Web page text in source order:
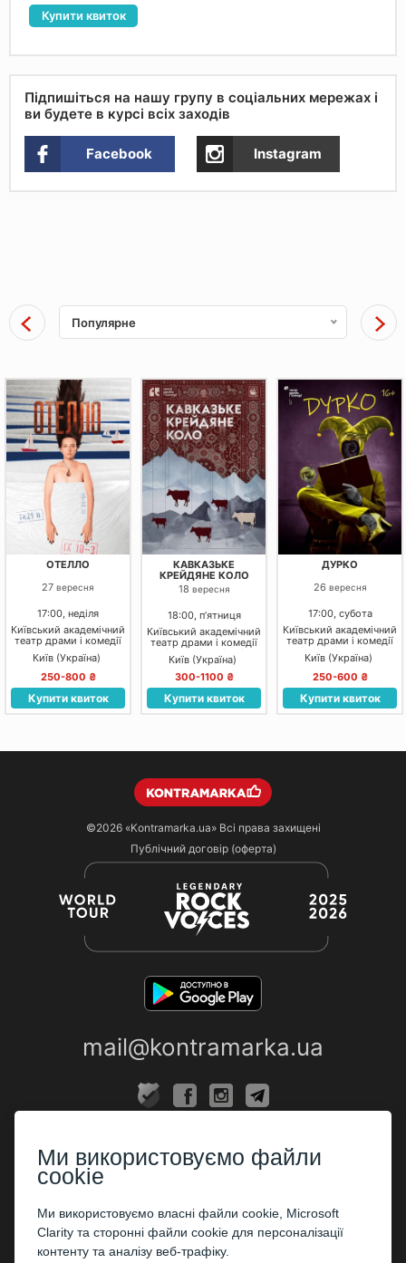
Купити квиток
Підпишіться на нашу групу в соціальних мережах і
ви будете в курсі всіх заходів
Facebook Instagram
Популярне
ОТЕЛЛО
27 вересня
17:00, неділя
Київський академічний
театр драми і комедії
на лівому березі Дніпра
Київ (Україна)
250-800 ₴
Купити квиток
КАВКАЗЬКЕ
КРЕЙДЯНЕ КОЛО
18 вересня
18:00, пʼятниця
Київський академічний
театр драми і комедії
на лівому березі Дніпра
Київ (Україна)
300-1100 ₴
Купити квиток
ДУРКО
26 вересня
17:00, субота
Київський академічний
театр драми і комедії
на лівому березі Дніпра
Київ (Україна)
250-600 ₴
Купити квиток
©2026 «Kontramarka.ua»Всі права захищені
Публічний договір (оферта)
mail@kontramarka.ua
Каси
ПАРТНЕРАМ
Організаторам
Ми використовуємо файли
cookie
Ми використовуємо власні файли cookie, Microsoft
Clarity та сторонні файли cookie для персоналізації
контенту та аналізу веб-трафіку.